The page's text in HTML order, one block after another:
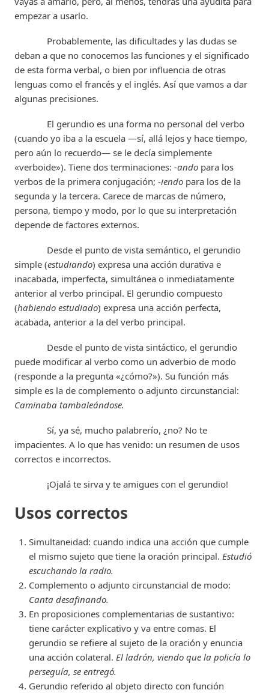
empezar a usarlo.
Probablemente, las dificultades y las dudas se
deban a que no conocemos las funciones y el significado
de esta forma verbal, o bien por influencia de otras
lenguas como el francés y el inglés. Así que vamos a dar
algunas precisiones.
El gerundio es una forma no personal del verbo
(cuando yo iba a la escuela —sí, allá lejos y hace tiempo,
pero aún lo recuerdo— se le decía simplemente
«verboide»). Tiene dos terminaciones: -ando para los
verbos de la primera conjugación; -iendo para los de la
segunda y la tercera. Carece de marcas de número,
persona, tiempo y modo, por lo que su interpretación
depende de factores externos.
Desde el punto de vista semántico, el gerundio
simple (estudiando) expresa una acción durativa e
inacabada, imperfecta, simultánea o inmediatamente
anterior al verbo principal. El gerundio compuesto
(habiendo estudiado) expresa una acción perfecta,
acabada, anterior a la del verbo principal.
Desde el punto de vista sintáctico, el gerundio
puede modificar al verbo como un adverbio de modo
(responde a la pregunta «¿cómo?»). Su función más
simple es la de complemento o adjunto circunstancial:
Caminaba tambaleándose.
Sí, ya sé, mucho palabrerío, ¿no? No te
impacientes. A lo que has venido: un resumen de usos
correctos e incorrectos.
¡Ojalá te sirva y te amigues con el gerundio!
Usos correctos
Simultaneidad: cuando indica una acción que cumple
el mismo sujeto que tiene la oración principal. Estudió
escuchando la radio.
Complemento o adjunto circunstancial de modo:
Canta desafinando.
En proposiciones complementarias de sustantivo:
tiene carácter explicativo y va entre comas. El
gerundio se refiere al sujeto de la oración y enuncia
una acción colateral. El ladrón, viendo que la policía lo
perseguía, se entregó.
Gerundio referido al objeto directo con función